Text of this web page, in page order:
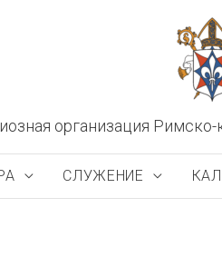
организация
СЛУЖЕНИЕ